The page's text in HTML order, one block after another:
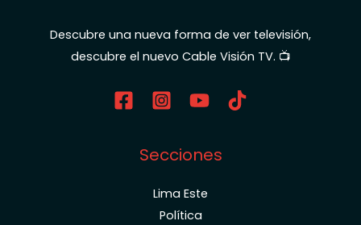
Descubre una nueva forma de ver televisión,
descubre el nuevo Cable Visión TV. 📺
Secciones
Lima Este
Política